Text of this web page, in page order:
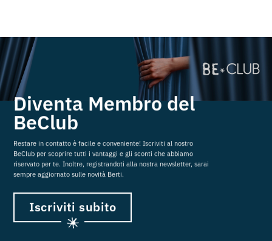
Diventa Membro del
BeClub
Restare in contatto è facile e conveniente! Iscriviti al nostro
BeClub per scoprire tutti i vantaggi e gli sconti che abbiamo
riservato per te. Inoltre, registrandoti alla nostra newsletter, sarai
sempre aggiornato sulle novità Berti.
Iscriviti subito